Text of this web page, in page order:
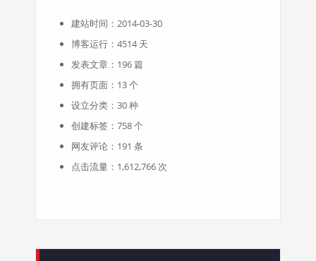
建站时间：2014-03-30
博客运行：4514 天
发表文章：196 篇
拥有页面：13 个
设立分类：30 种
创建标签：758 个
网友评论：191 条
点击流量：1,612,766 次